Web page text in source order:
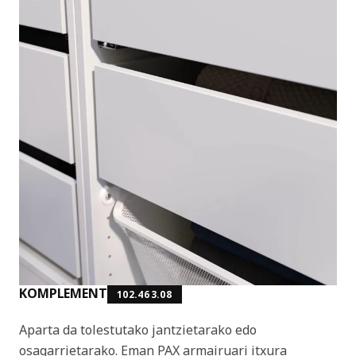
KOMPLEMENT 102.463.08
Aparta da tolestutako jantzietarako edo
osagarrietarako. Eman PAX armairuari itxura